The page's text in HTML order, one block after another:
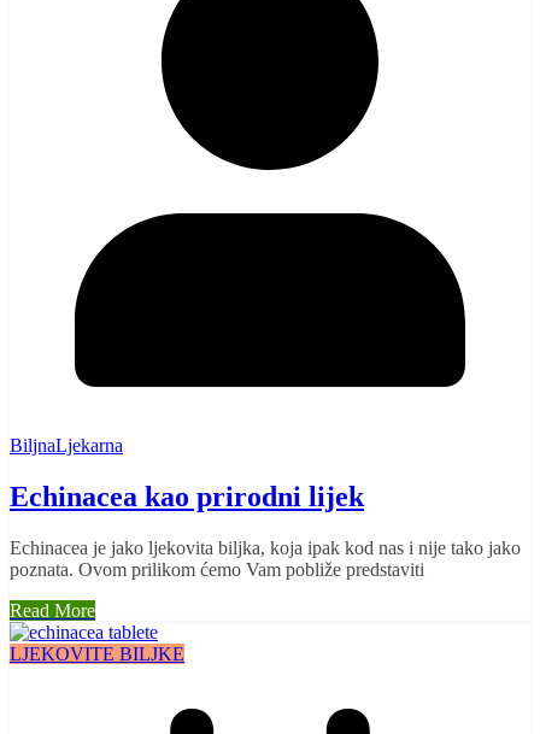
BiljnaLjekarna
Echinacea kao prirodni lijek
Echinacea je jako ljekovita biljka, koja ipak kod nas i nije tako jako
poznata. Ovom prilikom ćemo Vam pobliže predstaviti
Read More
LJEKOVITE BILJKE